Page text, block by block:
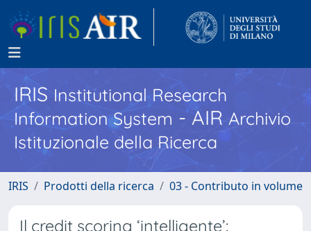
IRISInstitutional Research
Information System - AIR Archivio
Istituzionale della Ricerca
IRIS Prodotti della ricerca 03 - Contributo in volume
Il credit scoring ‘intelligente’: